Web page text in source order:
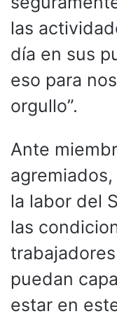
las
día en sus
eso para
orgullo”.
Ante
la labor del
las
puedan
estar en